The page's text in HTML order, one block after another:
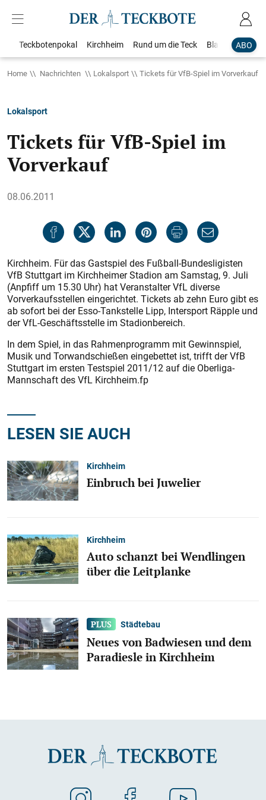
ABO
Teckbotenpokal Kirchheim Rund um die Teck Blaulicht
Home Nachrichten Lokalsport Tickets für VfB-Spiel im Vorverkauf
Lokalsport
Tickets für VfB-Spiel im
Vorverkauf
08.06.2011
Kirchheim. Für das Gastspiel des Fußball-Bundesligisten
VfB Stutt­gart im Kirchheimer Stadion am Samstag, 9. Juli
(Anpfiff um 15.30 Uhr) hat Veranstalter VfL diverse
Vorverkaufsstellen eingerichtet. Tickets ab zehn Euro gibt es
ab sofort bei der Esso-Tankstelle Lipp, Intersport Räpple und
der VfL-Geschäftsstelle im Stadionbereich.
In dem Spiel, in das Rahmenprogramm mit Gewinnspiel,
Musik und Torwandschießen eingebettet ist, trifft der VfB
Stuttgart im ersten Testspiel 2011/12 auf die Oberliga-
Mannschaft des VfL Kirchheim.fp
LESEN SIE AUCH
Kirchheim
Einbruch bei Juwelier
Kirchheim
Auto schanzt bei Wendlingen
über die Leitplanke
Städtebau
Neues von Badwiesen und dem
Paradiesle in Kirchheim